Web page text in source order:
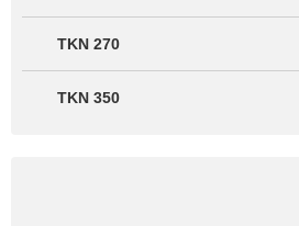
270 TKN
350 TKN